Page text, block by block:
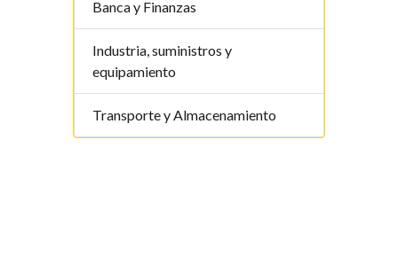
Banca y Finanzas
Industria, suministros y
equipamiento
Transporte y Almacenamiento